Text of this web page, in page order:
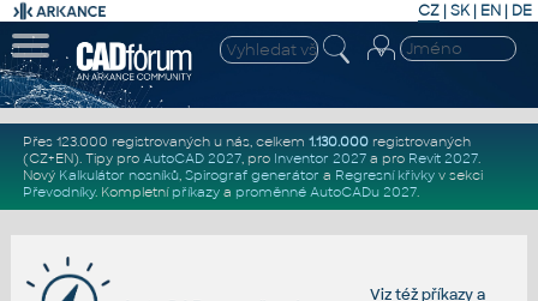
CZ | SK| EN | DE
Přes 123.000 registrovaných u nás, celkem 1.130.000registrovaných
(CZ+EN). Tipy pro AutoCAD 2027, pro Inventor 2027a pro Revit 2027.
Nový Kalkulátor nosníků, Spirograf generátor a Regresní křivkyv sekci
Převodníky. Kompletní příkazya proměnné AutoCADu 2027.
Viz téžpříkazya